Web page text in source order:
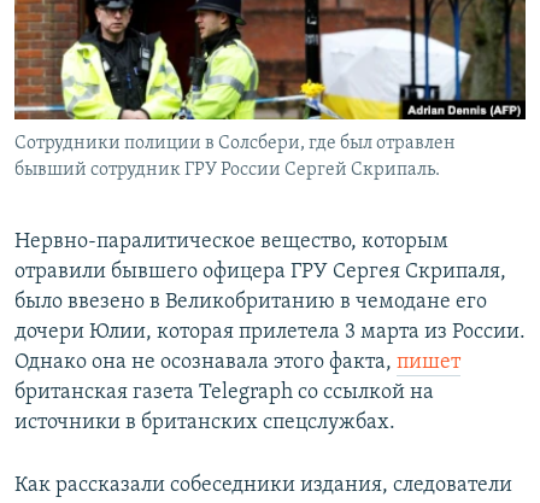
Сотрудники полиции в Солсбери, где был отравлен
бывший сотрудник ГРУ России Сергей Скрипаль.
Нервно-паралитическое вещество, которым
отравили бывшего офицера ГРУ Сергея Скрипаля,
было ввезено в Великобританию в чемодане его
дочери Юлии, которая прилетела 3 марта из России.
Однако она не осознавала этого факта, пишет
британская газета Telegraph со ссылкой на
источники в британских спецслужбах.
Как рассказали собеседники издания, следователи